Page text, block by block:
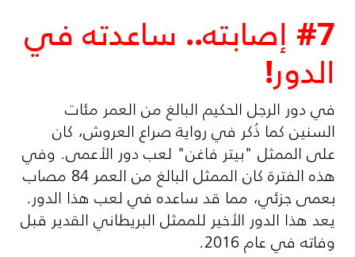
#7 إصابته.. ساعدته في
الدور!
في دور الرجل الحكيم البالغ من العمر مئات
السنين كما ذُكر في رواية صراع العروش، كان
على الممثل "بيتر فاغن" لعب دور الأعمى. وفي
هذه الفترة كان الممثل البالغ من العمر 84 مصاب
بعمى جزئي، مما قد ساعده في لعب هذا الدور.
يعد هذا الدور الأخير للممثل البريطاني القدير قبل
وفاته في عام 2016.